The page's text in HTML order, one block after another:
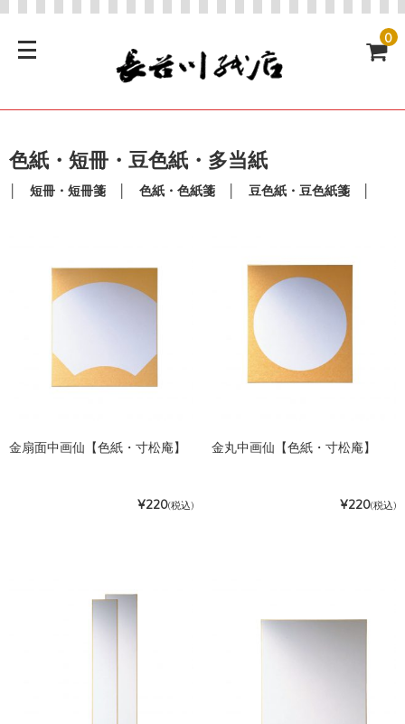
0
色紙・短冊・豆色紙・多当紙
短冊・短冊箋 色紙・色紙箋 豆色紙・豆色紙箋
金扇面中画仙【色紙・寸松庵】
¥220(税込)
金丸中画仙【色紙・寸松庵】
¥220(税込)